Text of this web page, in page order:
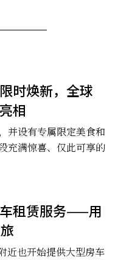
时焕新，全球
相
并设有专属限定美食和
充满惊喜、仅此可享的
租赁服务——用
近也开始提供大型房车